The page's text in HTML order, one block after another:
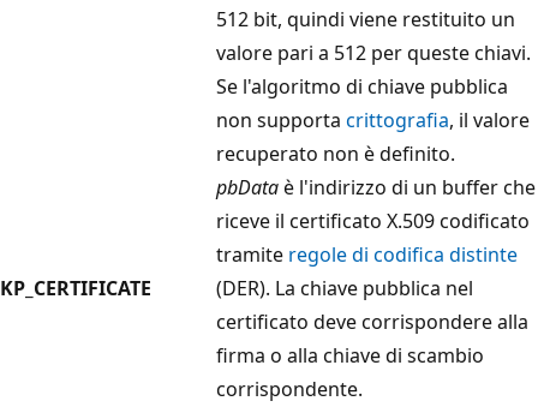
512 bit, quindi viene restituito un
valore pari a 512 per queste chiavi.
Se l'algoritmo di chiave pubblica
non supporta crittografia, il valore
recuperato non è definito.
KP_CERTIFICATE
pbDataè l'indirizzo di un buffer che
riceve il certificato X.509 codificato
tramite regole di codifica distinte
(DER). La chiave pubblica nel
certificato deve corrispondere alla
firma o alla chiave di scambio
corrispondente.